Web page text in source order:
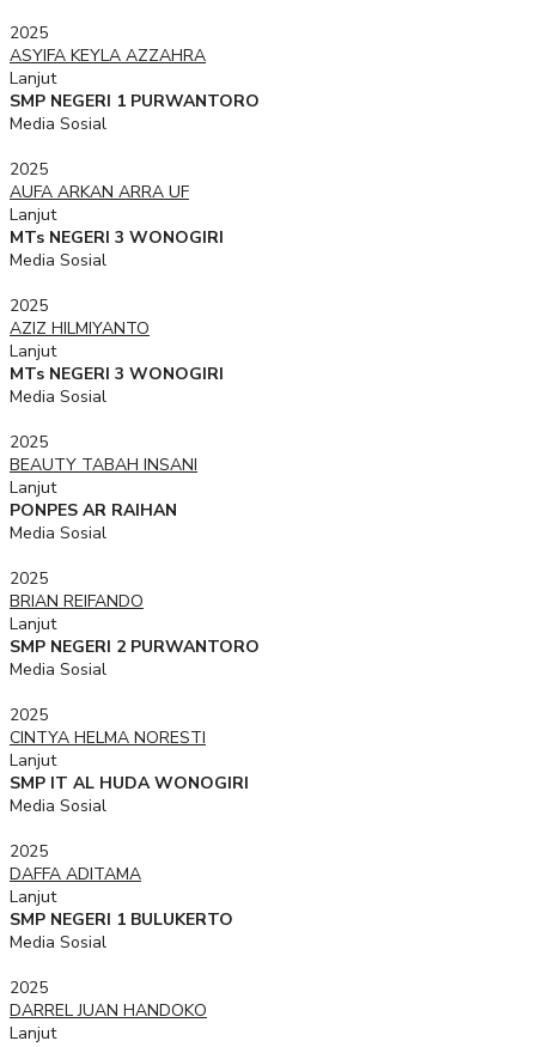
2025
ASYIFA KEYLA AZZAHRA
Lanjut
SMP NEGERI 1 PURWANTORO
Media Sosial
2025
AUFA ARKAN ARRA UF
Lanjut
MTs NEGERI 3 WONOGIRI
Media Sosial
2025
AZIZ HILMIYANTO
Lanjut
MTs NEGERI 3 WONOGIRI
Media Sosial
2025
BEAUTY TABAH INSANI
Lanjut
PONPES AR RAIHAN
Media Sosial
2025
BRIAN REIFANDO
Lanjut
SMP NEGERI 2 PURWANTORO
Media Sosial
2025
CINTYA HELMA NORESTI
Lanjut
SMP IT AL HUDA WONOGIRI
Media Sosial
2025
DAFFA ADITAMA
Lanjut
SMP NEGERI 1 BULUKERTO
Media Sosial
2025
DARREL JUAN HANDOKO
Lanjut